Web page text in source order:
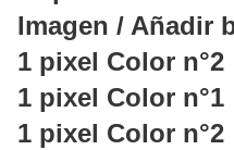
Imagen / Añadir
1 pixel Color n°2
1 pixel Color n°1
1 pixel Color n°2